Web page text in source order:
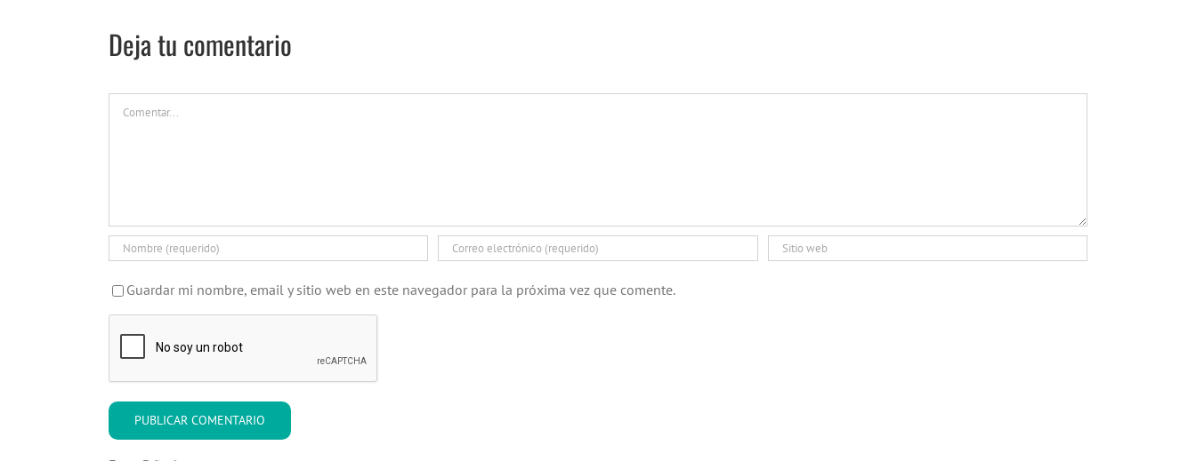
Deja tu comentario
Guardar mi nombre, email y sitio web en este navegador para la próxima vez que comente.